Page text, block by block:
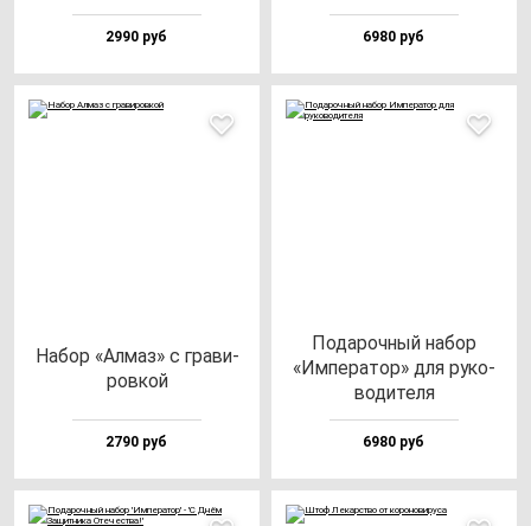
2990 руб 6980 руб
Набор «Алмаз» с гра­ви­
ров­кой
2790 руб
Пода­роч­ный на­бор
«Импе­ра­тор» для ру­ко­
во­ди­те­ля
6980 руб